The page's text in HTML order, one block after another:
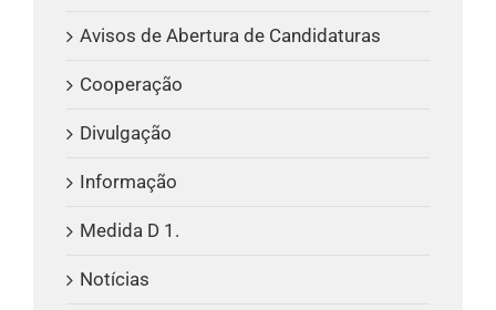
Avisos de Abertura de Candidaturas
Cooperação
Divulgação
Informação
Medida D 1.
Notícias